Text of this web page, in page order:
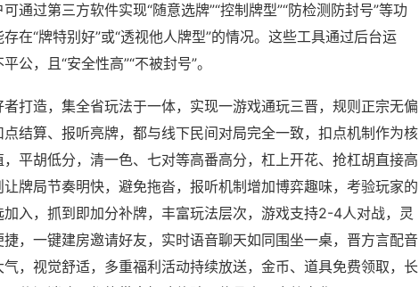
通过第三方软件实现“随意选牌”“控制牌型”“防检测防封号”等功
在“牌特别好”或“透视他人牌型”的情况。这些工具通过后台运
公，且“安全性高”“不被封号”。
打造，集全省玩法于一体，实现一游戏通玩三晋，规则正宗无偏
结算、报听亮牌，都与线下民间对局完全一致，扣点机制作为核
平胡低分，清一色、七对等高番高分，杠上开花、抢杠胡直接高
牌局节奏明快，避免拖沓，报听机制增加博弈趣味，考验玩家的
入，抓到即加分补牌，丰富玩法层次，游戏支持2-4人对战，灵
，一键建房邀请好友，实时语音聊天如同围坐一桌，晋方言配音
，视觉舒适，多重福利活动持续放送，金币、道具免费领取，长